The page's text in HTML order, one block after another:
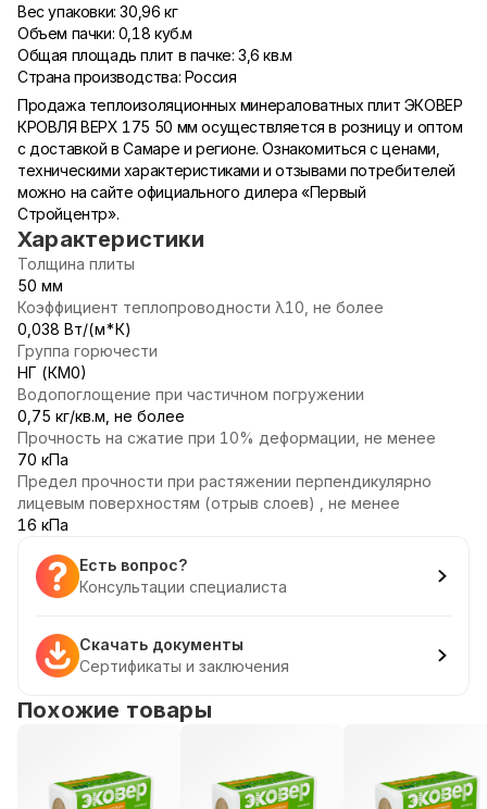
Вес упаковки: 30,96 кг
Объем пачки: 0,18 куб.м
Общая площадь плит в пачке: 3,6 кв.м
Страна производства: Россия
Продажа теплоизоляционных минераловатных плит ЭКОВЕР
КРОВЛЯ ВЕРХ 175 50 мм осуществляется в розницу и оптом
с доставкой в Самаре и регионе. Ознакомиться с ценами,
техническими характеристиками и отзывами потребителей
можно на сайте официального дилера «Первый
Стройцентр».
Характеристики
Толщина плиты
50 мм
Коэффициент теплопроводности λ10, не более
0,038 Вт/(м*К)
Группа горючести
НГ (КМ0)
Водопоглощение при частичном погружении
0,75 кг/кв.м, не более
Прочность на сжатие при 10% деформации, не менее
70 кПа
Предел прочности при растяжении перпендикулярно
лицевым поверхностям (отрыв слоев) , не менее
16 кПа
Есть вопрос?
Консультации специалиста
Скачать документы
Сертификаты и заключения
Похожие товары